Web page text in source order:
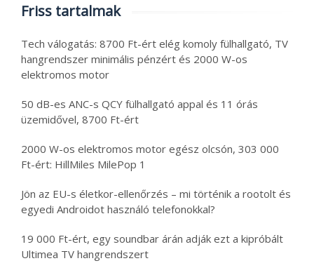
Friss tartalmak
Tech válogatás: 8700 Ft-ért elég komoly fülhallgató, TV
hangrendszer minimális pénzért és 2000 W-os
elektromos motor
50 dB-es ANC-s QCY fülhallgató appal és 11 órás
üzemidővel, 8700 Ft-ért
2000 W-os elektromos motor egész olcsón, 303 000
Ft-ért: HillMiles MilePop 1
Jön az EU-s életkor-ellenőrzés – mi történik a rootolt és
egyedi Androidot használó telefonokkal?
19 000 Ft-ért, egy soundbar árán adják ezt a kipróbált
Ultimea TV hangrendszert